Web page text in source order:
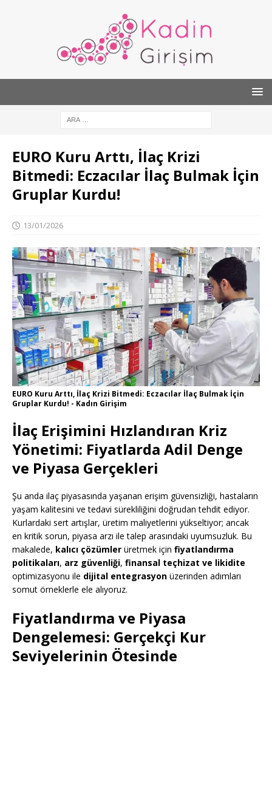
EURO Kuru Arttı, İlaç Krizi
Bitmedi: Eczacılar İlaç Bulmak İçin
Gruplar Kurdu!
13/01/2026
EURO Kuru Arttı, İlaç Krizi Bitmedi: Eczacılar İlaç Bulmak İçin
Gruplar Kurdu! - Kadın Girişim
İlaç Erişimini Hızlandıran Kriz
Yönetimi: Fiyatlarda Adil Denge
ve Piyasa Gerçekleri
Şu anda ilaç piyasasında yaşanan erişim güvensizliği, hastaların
yaşam kalitesini ve tedavi sürekliliğini doğrudan tehdit ediyor.
Kurlardaki sert artışlar, üretim maliyetlerini yükseltiyor; ancak
en kritik sorun, piyasa arzı ile talep arasındaki uyumsuzluk. Bu
makalede, kalıcı çözümler üretmek için fiyatlandırma
politikaları, arz güvenliği, finansal teçhizat ve likidite
optimizasyonu ile dijital entegrasyon üzerinden adımları
somut örneklerle ele alıyoruz.
Fiyatlandırma ve Piyasa
Dengelemesi: Gerçekçi Kur
Seviyelerinin Ötesinde